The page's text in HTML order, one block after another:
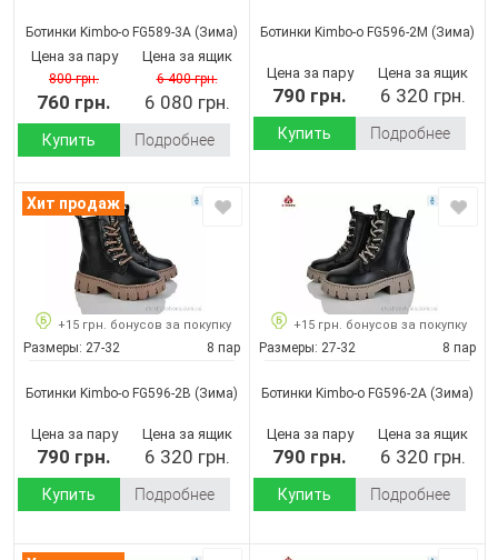
Ботинки Kimbo-o FG589-3A (Зима)
Цена за пару
800 грн.
760 грн.
Цена за ящик
6 400 грн.
6 080 грн.
Купить Подробнее
Ботинки Kimbo-o FG596-2M (Зима)
Цена за пару
790 грн.
Цена за ящик
6 320 грн.
Купить Подробнее
Хит продаж
+15 грн. бонусов за покупку
Размеры: 27-32 8 пар
Ботинки Kimbo-o FG596-2B (Зима)
Цена за пару
790 грн.
Цена за ящик
6 320 грн.
Купить Подробнее
+15 грн. бонусов за покупку
Размеры: 27-32 8 пар
Ботинки Kimbo-o FG596-2A (Зима)
Цена за пару
790 грн.
Цена за ящик
6 320 грн.
Купить Подробнее